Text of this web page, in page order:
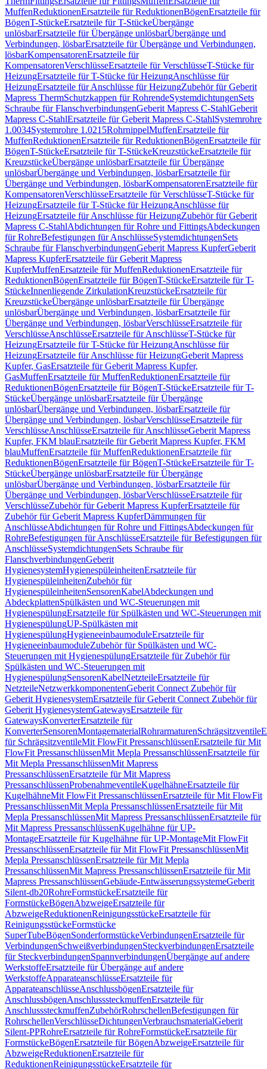
MuffenReduktionenErsatzteile für ReduktionenBögenErsatzteile für
BögenT-StückeErsatzteile für T-StückeÜbergänge
unlösbarErsatzteile für Übergänge unlösbarÜbergänge und
Verbindungen, lösbarErsatzteile für Übergänge und Verbindungen,
lösbarKompensatorenErsatzteile für
KompensatorenVerschlüsseErsatzteile für VerschlüsseT-Stücke für
HeizungErsatzteile für T-Stücke für HeizungAnschlüsse für
HeizungErsatzteile für Anschlüsse für HeizungZubehör für Geberit
Mapress ThermSchutzkappen für RohrendeSystemdichtungenSets
Schraube für FlanschverbindungenGeberit Mapress C-StahlGeberit
Mapress C-StahlErsatzteile für Geberit Mapress C-StahlSystemrohre
1.0034Systemrohre 1.0215RohrnippelMuffenErsatzteile für
MuffenReduktionenErsatzteile für ReduktionenBögenErsatzteile für
BögenT-StückeErsatzteile für T-StückeKreuzstückeErsatzteile für
KreuzstückeÜbergänge unlösbarErsatzteile für Übergänge
unlösbarÜbergänge und Verbindungen, lösbarErsatzteile für
Übergänge und Verbindungen, lösbarKompensatorenErsatzteile für
KompensatorenVerschlüsseErsatzteile für VerschlüsseT-Stücke für
HeizungErsatzteile für T-Stücke für HeizungAnschlüsse für
HeizungErsatzteile für Anschlüsse für HeizungZubehör für Geberit
Mapress C-StahlAbdichtungen für Rohre und FittingsAbdeckungen
für RohreBefestigungen für AnschlüsseSystemdichtungenSets
Schraube für FlanschverbindungenGeberit Mapress KupferGeberit
Mapress KupferErsatzteile für Geberit Mapress
KupferMuffenErsatzteile für MuffenReduktionenErsatzteile für
ReduktionenBögenErsatzteile für BögenT-StückeErsatzteile für T-
StückeInnenliegende ZirkulationKreuzstückeErsatzteile für
KreuzstückeÜbergänge unlösbarErsatzteile für Übergänge
unlösbarÜbergänge und Verbindungen, lösbarErsatzteile für
Übergänge und Verbindungen, lösbarVerschlüsseErsatzteile für
VerschlüsseAnschlüsseErsatzteile für AnschlüsseT-Stücke für
HeizungErsatzteile für T-Stücke für HeizungAnschlüsse für
HeizungErsatzteile für Anschlüsse für HeizungGeberit Mapress
Kupfer, GasErsatzteile für Geberit Mapress Kupfer,
GasMuffenErsatzteile für MuffenReduktionenErsatzteile für
ReduktionenBögenErsatzteile für BögenT-StückeErsatzteile für T-
StückeÜbergänge unlösbarErsatzteile für Übergänge
unlösbarÜbergänge und Verbindungen, lösbarErsatzteile für
Übergänge und Verbindungen, lösbarVerschlüsseErsatzteile für
VerschlüsseAnschlüsseErsatzteile für AnschlüsseGeberit Mapress
Kupfer, FKM blauErsatzteile für Geberit Mapress Kupfer, FKM
blauMuffenErsatzteile für MuffenReduktionenErsatzteile für
ReduktionenBögenErsatzteile für BögenT-StückeErsatzteile für T-
StückeÜbergänge unlösbarErsatzteile für Übergänge
unlösbarÜbergänge und Verbindungen, lösbarErsatzteile für
Übergänge und Verbindungen, lösbarVerschlüsseErsatzteile für
VerschlüsseZubehör für Geberit Mapress KupferErsatzteile für
Zubehör für Geberit Mapress KupferDämmungen für
AnschlüsseAbdichtungen für Rohre und FittingsAbdeckungen für
RohreBefestigungen für AnschlüsseErsatzteile für Befestigungen für
AnschlüsseSystemdichtungenSets Schraube für
FlanschverbindungenGeberit
HygienesystemHygienespüleinheitenErsatzteile für
HygienespüleinheitenZubehör für
HygienespüleinheitenSensorenKabelAbdeckungen und
AbdeckplattenSpülkästen und WC-Steuerungen mit
HygienespülungErsatzteile für Spülkästen und WC-Steuerungen mit
HygienespülungUP-Spülkästen mit
HygienespülungHygieneeinbaumoduleErsatzteile für
HygieneeinbaumoduleZubehör für Spülkästen und WC-
Steuerungen mit HygienespülungErsatzteile für Zubehör für
Spülkästen und WC-Steuerungen mit
HygienespülungSensorenKabelNetzteileErsatzteile für
NetzteileNetzwerkkomponentenGeberit Connect Zubehör für
Geberit HygienesystemErsatzteile für Geberit Connect Zubehör für
Geberit HygienesystemGatewaysErsatzteile für
GatewaysKonverterErsatzteile für
KonverterSensorenMontagematerialRohrarmaturenSchrägsitzventile
für SchrägsitzventileMit FlowFit PressanschlüssenErsatzteile für Mit
FlowFit PressanschlüssenMit Mepla PressanschlüssenErsatzteile für
Mit Mepla PressanschlüssenMit Mapress
PressanschlüssenErsatzteile für Mit Mapress
PressanschlüssenProbenahmeventileKugelhähneErsatzteile für
KugelhähneMit FlowFit PressanschlüssenErsatzteile für Mit FlowFit
PressanschlüssenMit Mepla PressanschlüssenErsatzteile für Mit
Mepla PressanschlüssenMit Mapress PressanschlüssenErsatzteile für
Mit Mapress PressanschlüssenKugelhähne für UP-
MontageErsatzteile für Kugelhähne für UP-MontageMit FlowFit
PressanschlüssenErsatzteile für Mit FlowFit PressanschlüssenMit
Mepla PressanschlüssenErsatzteile für Mit Mepla
PressanschlüssenMit Mapress PressanschlüssenErsatzteile für Mit
Mapress PressanschlüssenGebäude-EntwässerungssystemeGeberit
Silent-db20RohreFormstückeErsatzteile für
FormstückeBögenAbzweigeErsatzteile für
AbzweigeReduktionenReinigungsstückeErsatzteile für
ReinigungsstückeFormstücke
SuperTubeBögenSonderformstückeVerbindungenErsatzteile für
VerbindungenSchweißverbindungenSteckverbindungenErsatzteile
für SteckverbindungenSpannverbindungenÜbergänge auf andere
WerkstoffeErsatzteile für Übergänge auf andere
WerkstoffeApparateanschlüsseErsatzteile für
ApparateanschlüsseAnschlussbögenErsatzteile für
AnschlussbögenAnschlusssteckmuffenErsatzteile für
AnschlusssteckmuffenZubehörRohrschellenBefestigungen für
RohrschellenVerschlüsseDichtungenVerbrauchsmaterialGeberit
Silent-PPRohreErsatzteile für RohreFormstückeErsatzteile für
FormstückeBögenErsatzteile für BögenAbzweigeErsatzteile für
AbzweigeReduktionenErsatzteile für
ReduktionenReinigungsstückeErsatzteile für